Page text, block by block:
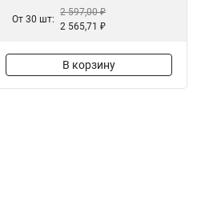
От 30 шт:
2 597,00 ₽
2 565,71 ₽
В корзину